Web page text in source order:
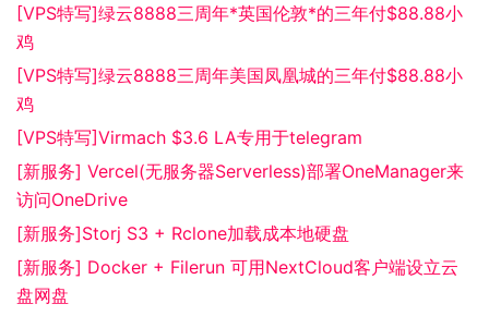
[VPS特写]绿云8888三周年*英国伦敦*的三年付$88.88小
鸡
[VPS特写]绿云8888三周年美国凤凰城的三年付$88.88小
鸡
[VPS特写]Virmach $3.6 LA专用于telegram
[新服务] Vercel(无服务器Serverless)部署OneManager来
访问OneDrive
[新服务]Storj S3 + Rclone加载成本地硬盘
[新服务] Docker + Filerun 可用NextCloud客户端设立云
盘网盘